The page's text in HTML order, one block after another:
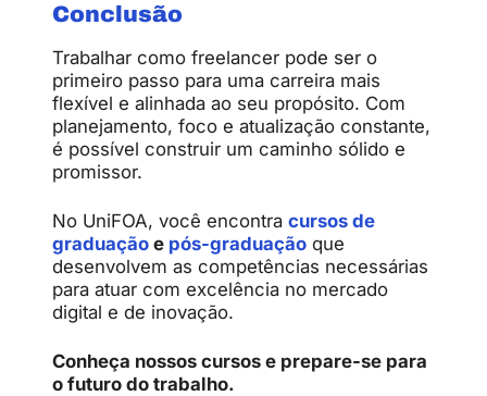
Conclusão
Trabalhar como freelancer pode ser o
primeiro passo para uma carreira mais
flexível e alinhada ao seu propósito. Com
planejamento, foco e atualização constante,
é possível construir um caminho sólido e
promissor.
No UniFOA, você encontra cursos de
graduação e pós-graduação que
desenvolvem as competências necessárias
para atuar com excelência no mercado
digital e de inovação.
Conheça nossos cursos e prepare-se para
o futuro do trabalho.